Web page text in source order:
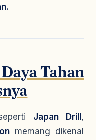
Tahan
Japan Drill ,
memang dikenal